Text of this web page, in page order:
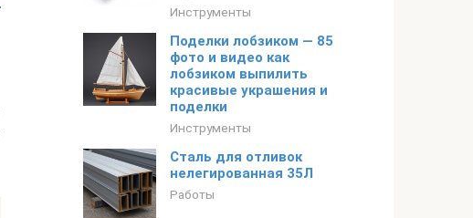
Инструменты
Поделки лобзиком — 85
фото и видео как
лобзиком выпилить
красивые украшения и
поделки
Инструменты
Сталь для отливок
нелегированная 35Л
Работы